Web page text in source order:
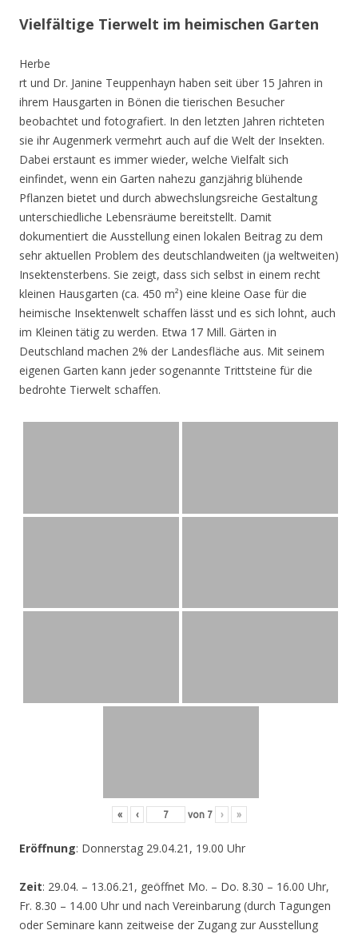
Vielfältige Tierwelt im heimischen Garten
Herbe
rt und Dr. Janine Teuppenhayn haben seit über 15 Jahren in
ihrem Hausgarten in Bönen die tierischen Besucher
beobachtet und fotografiert. In den letzten Jahren richteten
sie ihr Augenmerk vermehrt auch auf die Welt der Insekten.
Dabei erstaunt es immer wieder, welche Vielfalt sich
einfindet, wenn ein Garten nahezu ganzjährig blühende
Pflanzen bietet und durch abwechslungsreiche Gestaltung
unterschiedliche Lebensräume bereitstellt. Damit
dokumentiert die Ausstellung einen lokalen Beitrag zu dem
sehr aktuellen Problem des deutschlandweiten (ja weltweiten)
Insektensterbens. Sie zeigt, dass sich selbst in einem recht
kleinen Hausgarten (ca. 450 m²) eine kleine Oase für die
heimische Insektenwelt schaffen lässt und es sich lohnt, auch
im Kleinen tätig zu werden. Etwa 17 Mill. Gärten in
Deutschland machen 2% der Landesfläche aus. Mit seinem
eigenen Garten kann jeder sogenannte Trittsteine für die
bedrohte Tierwelt schaffen.
« ‹ von 7 › »
Eröffnung: Donnerstag 29.04.21, 19.00 Uhr
Zeit: 29.04. – 13.06.21, geöffnet Mo. – Do. 8.30 – 16.00 Uhr,
Fr. 8.30 – 14.00 Uhr und nach Vereinbarung (durch Tagungen
oder Seminare kann zeitweise der Zugang zur Ausstellung